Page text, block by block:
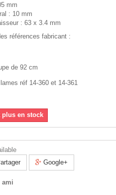
mm
: 10 mm
: 63 x 3.4 mm
références fabricant :
de 92 cm
réf 14-360 et 14-361
plus en stock
Google+
ami